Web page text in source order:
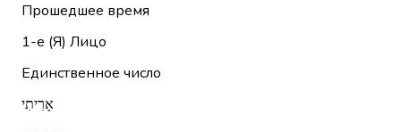
Прошедшее время
1-е (Я) Лицо
Единственное число
אָרִיתִי